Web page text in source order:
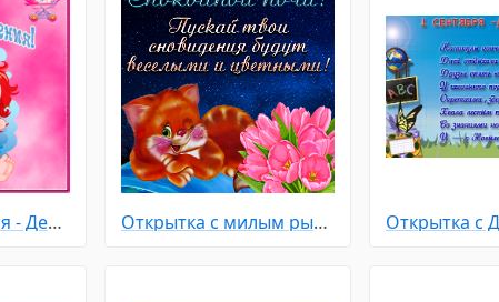
С Днем рождения - Детям Открытка с милым рыжим котиком и цветами желающий спокойной ночи